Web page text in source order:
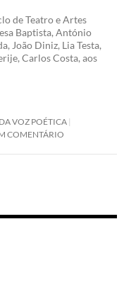
de Teatro e Artes
Baptista, António
João Diniz, Lia Testa,
Carlos Costa, aos
VOZ POÉTICA
COMENTÁRIO